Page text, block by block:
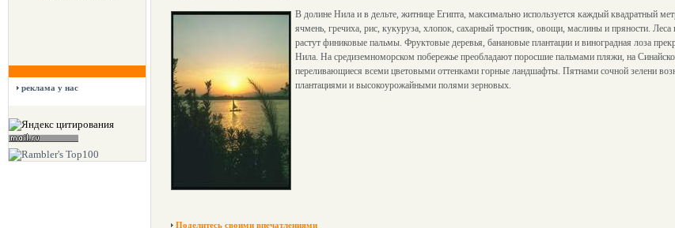
реклама у нас
В долине Нила и в дельте, житнице Египта, максимально используется каждый квадратный
ячмень, гречиха, рис, кукуруза, хлопок, сахарный тростник, овощи, маслины и пряности.
растут финиковые пальмы. Фруктовые деревья, банановые плантации и виноградная лоза
Нила. На средиземноморском побережье преобладают поросшие пальмами пляжи, на
переливающиеся всеми цветовыми оттенками горные ландшафты. Пятнами сочной зелени
плантациями и высокоурожайными полями зерновых.
Поделитесь своими впечатлениями